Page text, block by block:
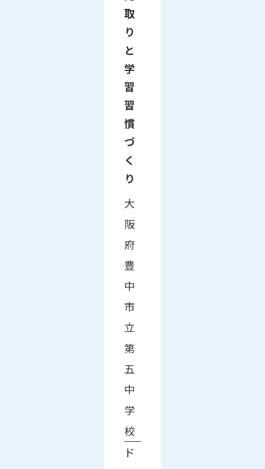
取
り
と
学
習
習
慣
づ
く
り
大
阪
府
豊
中
市
立
第
五
中
学
校
ド